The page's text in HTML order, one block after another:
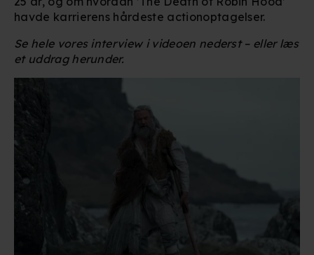
havde karrierens hårdeste actionoptagelser.
Se hele vores interview i videoen nederst – eller læs
et uddrag herunder.